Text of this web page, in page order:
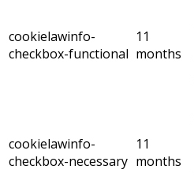
cookielawinfo-
checkbox-functional
11
months
cookielawinfo-
checkbox-necessary
11
months